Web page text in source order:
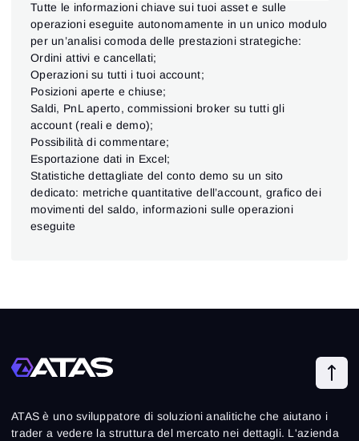
Tutte le informazioni chiave sui tuoi asset e sulle
operazioni eseguite autonomamente in un unico modulo
per un’analisi comoda delle prestazioni strategiche:
Ordini attivi e cancellati;
Operazioni su tutti i tuoi account;
Posizioni aperte e chiuse;
Saldi, PnL aperto, commissioni broker su tutti gli
account (reali e demo);
Possibilità di commentare;
Esportazione dati in Excel;
Statistiche dettagliate del conto demo su un sito
dedicato: metriche quantitative dell’account, grafico dei
movimenti del saldo, informazioni sulle operazioni
eseguite
ATAS è uno sviluppatore di soluzioni analitiche che aiutano i
trader a vedere la struttura del mercato nei dettagli. L'azienda